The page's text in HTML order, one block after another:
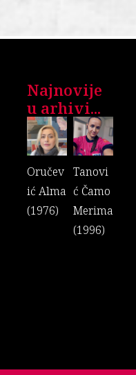
Najnovije
u arhivi...
Oručev
ić Alma
(1976)
Tanovi
ć Čamo
Merima
(1996)